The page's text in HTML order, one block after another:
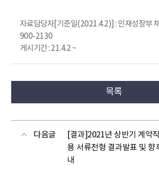
자료담당자[기준일(2021.4.2)] : 인재성장부
900-2130
게시기간 : 21.4.2 ~
목록
다음글
[결과]2021년 상반기 계약
용 서류전형 결과발표 및 향
내